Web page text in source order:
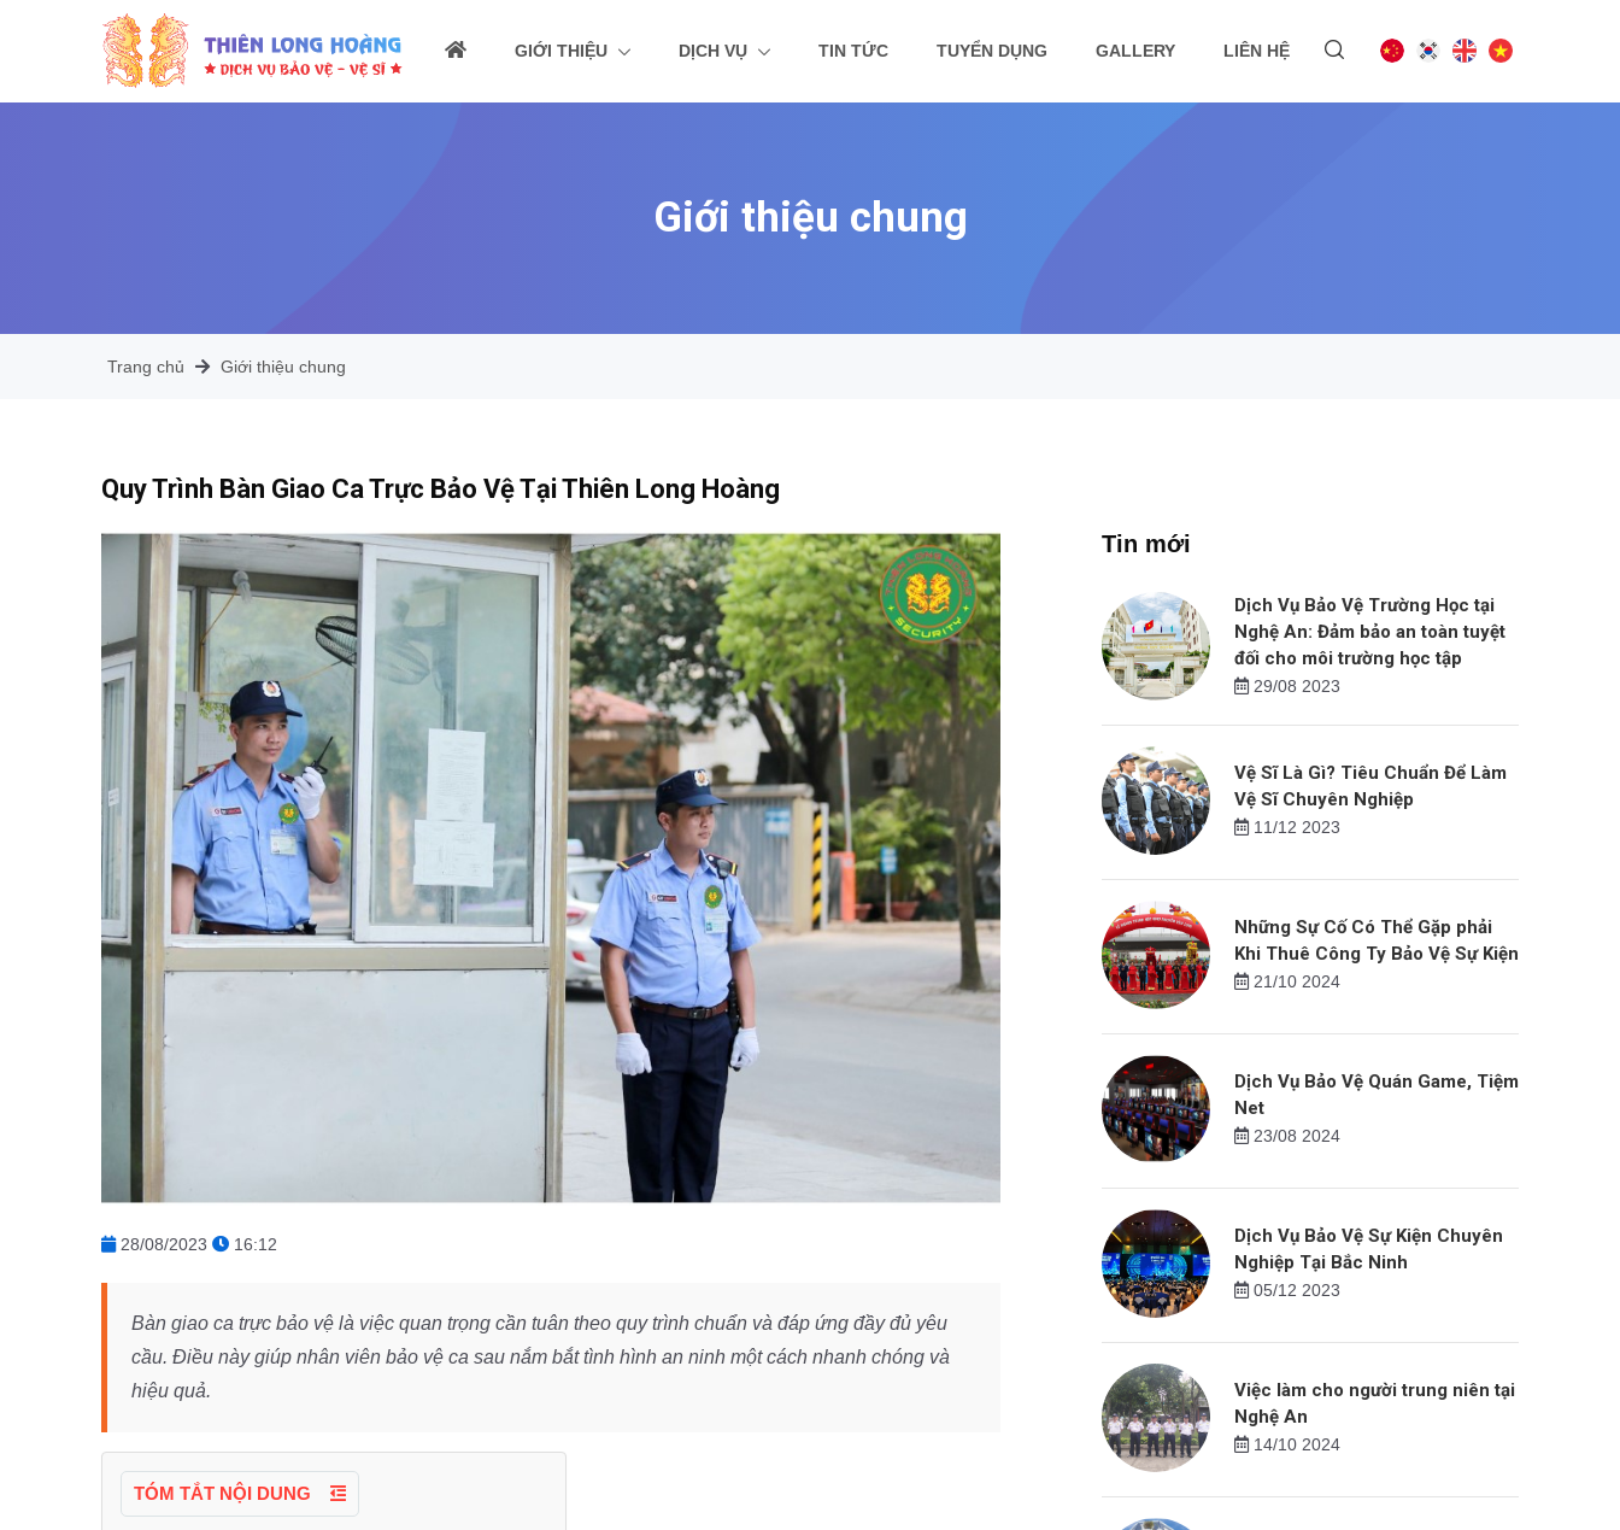
GIỚI THIỆU DỊCH VỤ TIN TỨC TUYỂN DỤNG GALLERY LIÊN HỆ
Giới thiệu chung
Trang chủ Giới thiệu chung
Quy Trình Bàn Giao Ca Trực Bảo Vệ Tại Thiên Long Hoàng
28/08/2023 16:12
Bàn giao ca trực bảo vệ là việc quan trọng cần tuân theo quy trình chuẩn và đáp ứng đầy đủ yêu
cầu. Điều này giúp nhân viên bảo vệ ca sau nắm bắt tình hình an ninh một cách nhanh chóng và
hiệu quả.
TÓM TẮT NỘI DUNG
Tin mới
Dịch Vụ Bảo Vệ Trường Học tại
Nghệ An: Đảm bảo an toàn tuyệt
đối cho môi trường học tập
29/08 2023
Vệ Sĩ Là Gì? Tiêu Chuẩn Để Làm
Vệ Sĩ Chuyên Nghiệp
11/12 2023
Những Sự Cố Có Thể Gặp phải
Khi Thuê Công Ty Bảo Vệ Sự Kiện
21/10 2024
Dịch Vụ Bảo Vệ Quán Game, Tiệm
Net
23/08 2024
Dịch Vụ Bảo Vệ Sự Kiện Chuyên
Nghiệp Tại Bắc Ninh
05/12 2023
Việc làm cho người trung niên tại
Nghệ An
14/10 2024